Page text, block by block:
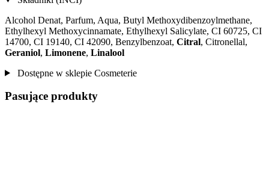
Alcohol Denat, Parfum, Aqua, Butyl Methoxydibenzoylmethane,
Ethylhexyl Methoxycinnamate, Ethylhexyl Salicylate, CI 60725, CI
14700, CI 19140, CI 42090, Benzylbenzoat, Citral, Citronellal,
Geraniol, Limonene, Linalool
Dostępne w sklepie Cosmeterie
Pasujące produkty